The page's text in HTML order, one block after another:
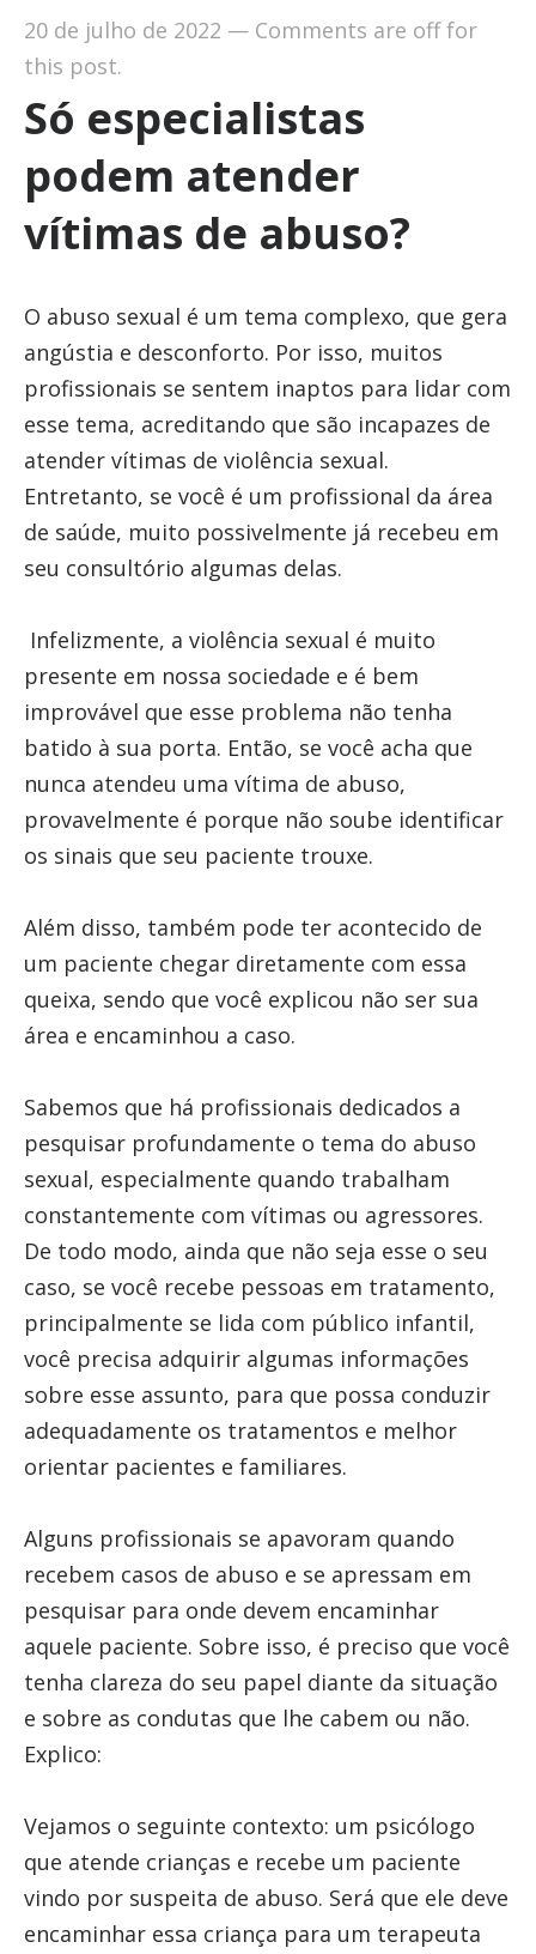
20 de julho de 2022 — Comments are off for
this post.
Só especialistas
podem atender
vítimas de abuso?
O abuso sexual é um tema complexo, que gera
angústia e desconforto. Por isso, muitos
profissionais se sentem inaptos para lidar com
esse tema, acreditando que são incapazes de
atender vítimas de violência sexual.
Entretanto, se você é um profissional da área
de saúde, muito possivelmente já recebeu em
seu consultório algumas delas.
Infelizmente, a violência sexual é muito
presente em nossa sociedade e é bem
improvável que esse problema não tenha
batido à sua porta. Então, se você acha que
nunca atendeu uma vítima de abuso,
provavelmente é porque não soube identificar
os sinais que seu paciente trouxe.
Além disso, também pode ter acontecido de
um paciente chegar diretamente com essa
queixa, sendo que você explicou não ser sua
área e encaminhou a caso.
Sabemos que há profissionais dedicados a
pesquisar profundamente o tema do abuso
sexual, especialmente quando trabalham
constantemente com vítimas ou agressores.
De todo modo, ainda que não seja esse o seu
caso, se você recebe pessoas em tratamento,
principalmente se lida com público infantil,
você precisa adquirir algumas informações
sobre esse assunto, para que possa conduzir
adequadamente os tratamentos e melhor
orientar pacientes e familiares.
Alguns profissionais se apavoram quando
recebem casos de abuso e se apressam em
pesquisar para onde devem encaminhar
aquele paciente. Sobre isso, é preciso que você
tenha clareza do seu papel diante da situação
e sobre as condutas que lhe cabem ou não.
Explico:
Vejamos o seguinte contexto: um psicólogo
que atende crianças e recebe um paciente
vindo por suspeita de abuso. Será que ele deve
encaminhar essa criança para um terapeuta